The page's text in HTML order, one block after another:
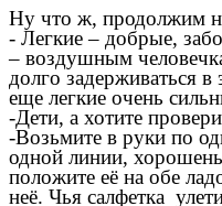
Ну что ж, продолжим
- Легкие – добрые,
– воздушным
долго задерживаться в
еще легкие очень
-Дети, а хотите
-Возьмите в руки по
одной линии,
положите её на обе
неё. Чья салфетка